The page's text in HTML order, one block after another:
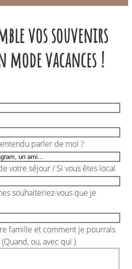
vos souvenirs
mode vacances !
parler de moi ?
votre séjour / Si vous êtes local
souhaiteriez-vous que je
famille et comment je pourrais
ou, avec qui )